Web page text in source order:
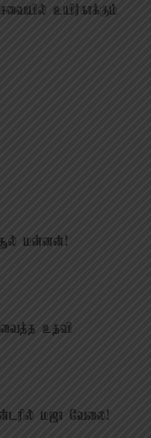
உயிர்காக்கும்
மன்னன்!
உதவி
மஜா வேலை!